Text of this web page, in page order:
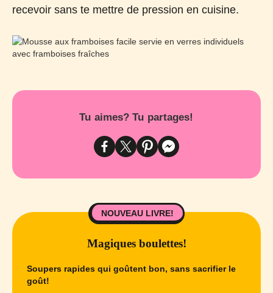
recevoir sans te mettre de pression en cuisine.
Tu aimes? Tu partages!
NOUVEAU LIVRE!
Magiques boulettes!
Soupers rapides qui goûtent bon, sans sacrifier le
goût!